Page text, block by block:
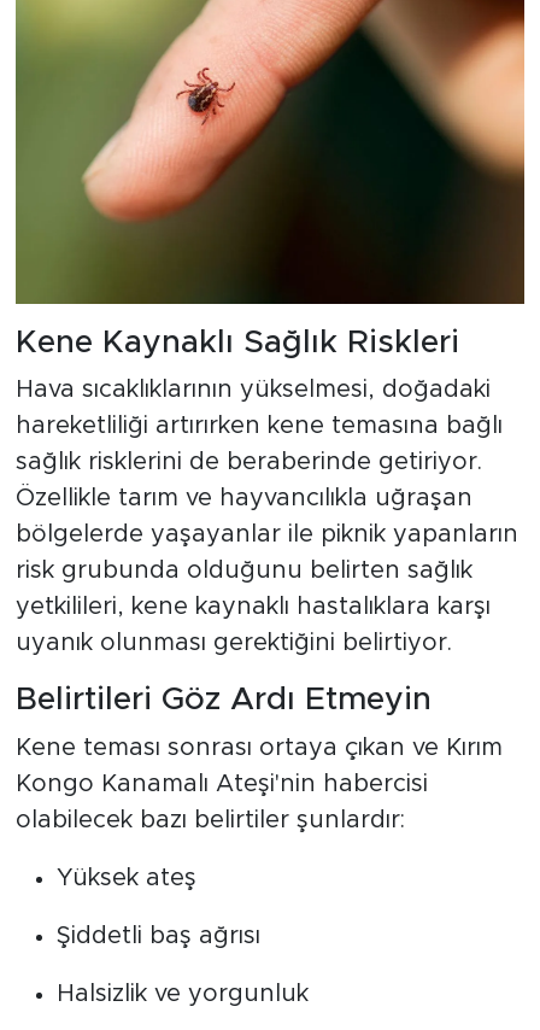
Kene Kaynaklı Sağlık Riskleri
Hava sıcaklıklarının yükselmesi, doğadaki
hareketliliği artırırken kene temasına bağlı
sağlık risklerini de beraberinde getiriyor.
Özellikle tarım ve hayvancılıkla uğraşan
bölgelerde yaşayanlar ile piknik yapanların
risk grubunda olduğunu belirten sağlık
yetkilileri, kene kaynaklı hastalıklara karşı
uyanık olunması gerektiğini belirtiyor.
Belirtileri Göz Ardı Etmeyin
Kene teması sonrası ortaya çıkan ve Kırım
Kongo Kanamalı Ateşi'nin habercisi
olabilecek bazı belirtiler şunlardır:
Yüksek ateş
Şiddetli baş ağrısı
Halsizlik ve yorgunluk